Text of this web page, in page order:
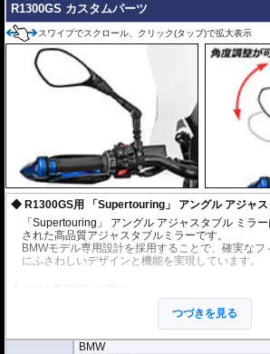
R1300GS カスタムパーツ
スワイプでスクロール、クリック(タップ)で拡大表示
R1300GS用 「Supertouring」 アングル アジャ
「Supertouring」 アングル アジャスタブル ミラ
された高品質アジャスタブルミラーです。
BMWモデル専用設計を採用することで、確実なフ
にふさわしいデザインと機能を実現しています。
BMW R1300シリーズに最適化されたマウント形状
1.5mmピッチの専用クランプにより、追加アダプ
つづきを見る
BMW